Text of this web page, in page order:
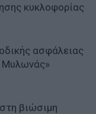
κυκλοφορίας
ασφάλειας
Μυλωνάς»
βιώσιμη